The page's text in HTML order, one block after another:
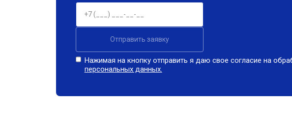
Отправить заявку
Нажимая на кнопку отправить я даю свое согласие на
персональных данных.